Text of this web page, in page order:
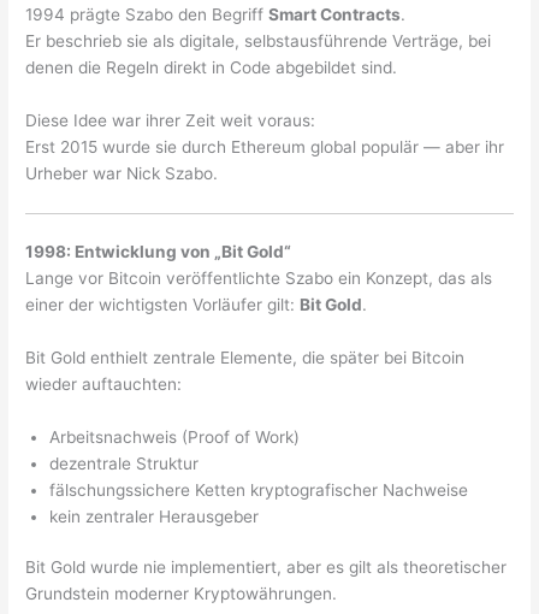
1994 prägte Szabo den BegriffSmart Contracts.
Er beschrieb sie als digitale, selbstausführende Verträge, bei
denen die Regeln direkt in Code abgebildet sind.
Diese Idee war ihrer Zeit weit voraus:
Erst 2015 wurde sie durch Ethereum global populär — aber ihr
Urheber war Nick Szabo.
1998: Entwicklung von „Bit Gold“
Lange vor Bitcoin veröffentlichte Szabo ein Konzept, das als
einer der wichtigsten Vorläufer gilt: Bit Gold.
Bit Gold enthielt zentrale Elemente, die später bei Bitcoin
wieder auftauchten:
Arbeitsnachweis (Proof of Work)
dezentrale Struktur
fälschungssichere Ketten kryptografischer Nachweise
kein zentraler Herausgeber
Bit Gold wurde nie implementiert, aber es gilt als theoretischer
Grundstein moderner Kryptowährungen.